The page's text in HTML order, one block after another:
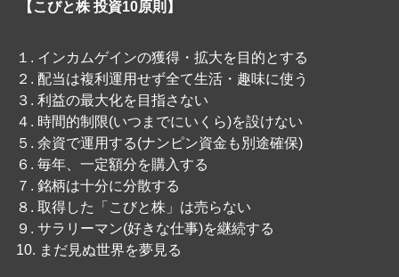
【こびと株 投資10原則】
１. インカムゲインの獲得・拡大を目的とする
２. 配当は複利運用せず全て生活・趣味に使う
３. 利益の最大化を目指さない
４. 時間的制限(いつまでにいくら)を設けない
５. 余資で運用する(ナンピン資金も別途確保)
６. 毎年、一定額分を購入する
７. 銘柄は十分に分散する
８. 取得した「こびと株」は売らない
９. サラリーマン(好きな仕事)を継続する
10. まだ見ぬ世界を夢見る